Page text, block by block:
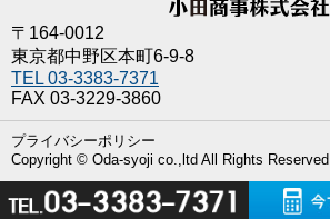
〒164-0012
東京都中野区本町6-9-8
TEL 03-3383-7371
FAX 03-3229-3860
プライバシーポリシー
Copyright © Oda-syoji co.,ltd All Rights Reserved.